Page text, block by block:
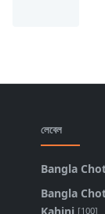
লেবেল
Bangla
Bangla
Kahini [100]